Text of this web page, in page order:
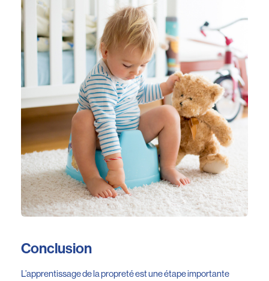
Conclusion
L’apprentissage de la propreté est une étape importante